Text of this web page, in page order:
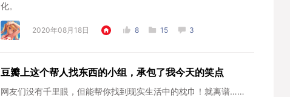
化。
2020年08月18日 8 15 3
豆瓣上这个帮人找东西的小组，承包了我今天的笑点
网友们没有千里眼，但能帮你找到现实生活中的枕巾！就离谱……